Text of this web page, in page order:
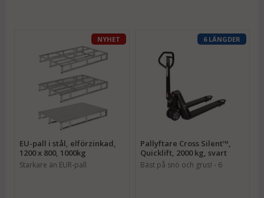
NYHET
EU-pall i stål, elförzinkad,
1200 x 800, 1000kg
Starkare än EUR-pall
6 LÄNGDER
Pallyftare Cross Silent™,
Quicklift, 2000 kg, svart
Bäst på snö och grus! - 6